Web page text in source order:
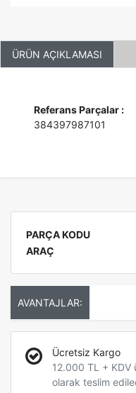
ÜRÜN AÇIKLAMASI
Referans Parçalar :
384397987101
PARÇA KODU
ARAÇ
AVANTAJLAR:
Ücretsiz Kargo
12.000 TL + KDV
olarak teslim